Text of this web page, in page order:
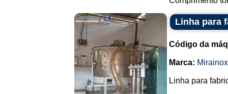
Linha para
Código da
Marca: Mirainox
Linha para